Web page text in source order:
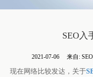
SEO入
2021-07-06 来自:
现在网络比较发达，关于